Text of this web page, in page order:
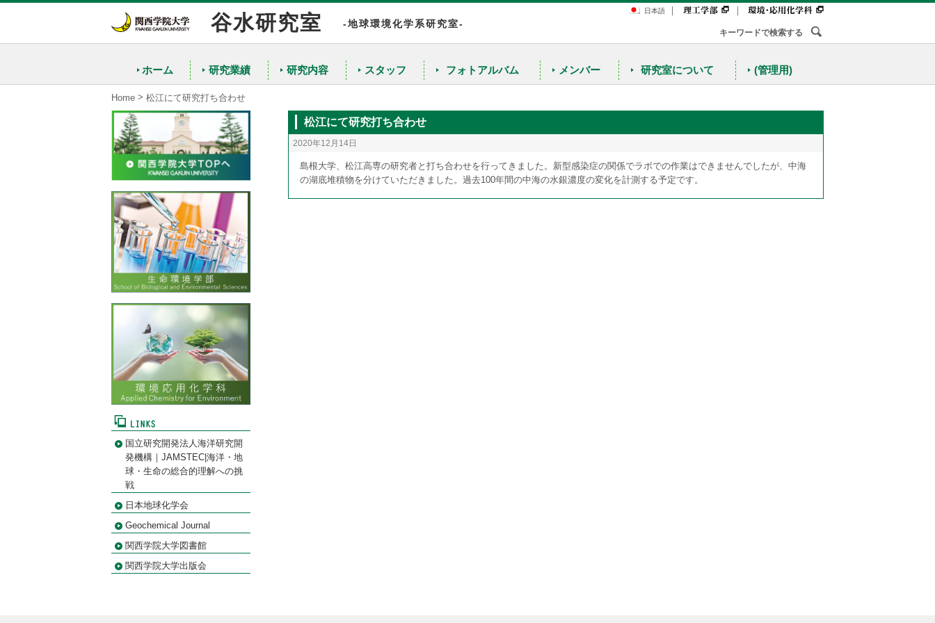
日本語 ｜ ｜
谷水研究室 -地球環境化学系研究室-
ホーム 研究業績
研究内容
農産物や工業材料の原産地判別のための同位体指標の確立
スタッフ フォトアルバム メンバー 研究室について (管理用)
Home > 松江にて研究打ち合わせ
国立研究開発法人海洋研究開
発機構｜JAMSTEC|海洋・地
球・生命の総合的理解への挑
戦
日本地球化学会
Geochemical Journal
関西学院大学図書館
関西学院大学出版会
松江にて研究打ち合わせ
2020年12月14日
島根大学、松江高専の研究者と打ち合わせを行ってきました。新型感染症の関係でラボでの作業はできませんでしたが、中海
の湖底堆積物を分けていただきました。過去100年間の中海の水銀濃度の変化を計測する予定です。